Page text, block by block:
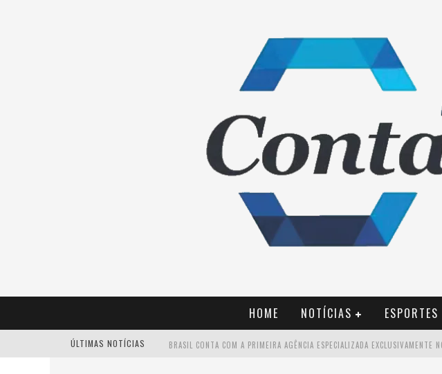
HOME NOTÍCIAS ESPORTES
ÚLTIMAS NOTÍCIAS